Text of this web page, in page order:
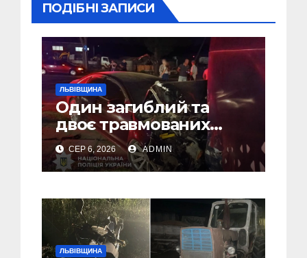
ПОДІБНІ ЗАПИСИ
ЛЬВІВЩИНА
Один загиблий та
двоє травмованих
внаслідок ДТП на
Самбірщині
СЕР 6, 2026 ADMIN
ЛЬВІВЩИНА